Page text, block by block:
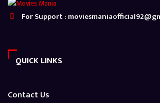
For Support :
QUICK LINKS
Contact Us